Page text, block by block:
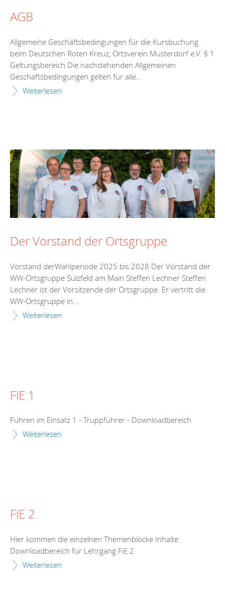
AGB
Allgemeine Geschäftsbedingungen für die Kursbuchung
beim Deutschen Roten Kreuz, Ortsverein Musterdorf e.V. § 1
Geltungsbereich Die nachstehenden Allgemeinen
Geschäftsbedingungen gelten für alle...
Weiterlesen
Der Vorstand der Ortsgruppe
Vorstand derWahlperiode 2025 bis 2028 Der Vorstand der
WW-Ortsgruppe Sulzfeld am Main Steffen Lechner Steffen
Lechner ist der Vorsitzende der Ortsgruppe. Er vertritt die
WW-Ortsgruppe in...
Weiterlesen
FiE 1
Führen im Einsatz 1 - Truppführer - Downloadbereich
Weiterlesen
FiE 2
Hier kommen die einzelnen Themenblöcke Inhalte
Downloadbereich für Lehrgang FiE 2
Weiterlesen